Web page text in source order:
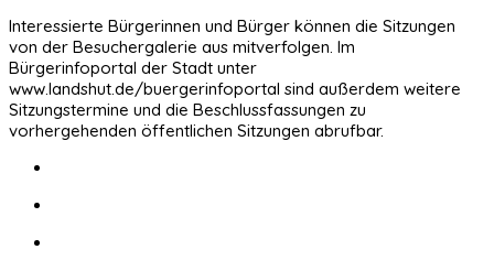
Interessierte Bürgerinnen und Bürger können die Sitzungen
von der Besuchergalerie aus mitverfolgen. Im
Bürgerinfoportal der Stadt unter
www.landshut.de/buergerinfoportal sind außerdem weitere
Sitzungstermine und die Beschlussfassungen zu
vorhergehenden öffentlichen Sitzungen abrufbar.